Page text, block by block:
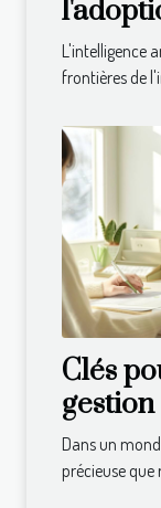
dans
L'intelligence
frontières de
Clés
gestion
PME
Dans un
précieuse que